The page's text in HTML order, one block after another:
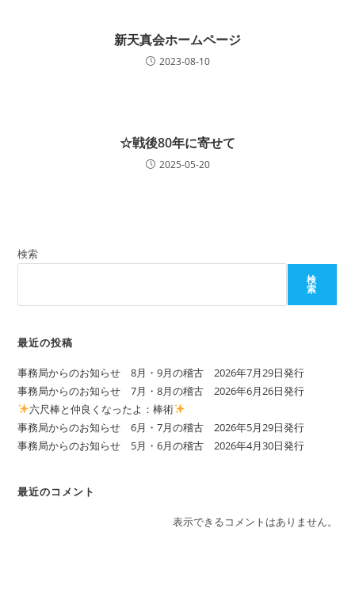
新天真会ホームページ
2023-08-10
☆戦後80年に寄せて
2025-05-20
検索
検
索
最近の投稿
事務局からのお知らせ 8月・9月の稽古 2026年7月29日発行
事務局からのお知らせ 7月・8月の稽古 2026年6月26日発行
六尺棒と仲良くなったよ：棒術
事務局からのお知らせ 6月・7月の稽古 2026年5月29日発行
事務局からのお知らせ 5月・6月の稽古 2026年4月30日発行
最近のコメント
表示できるコメントはありません。